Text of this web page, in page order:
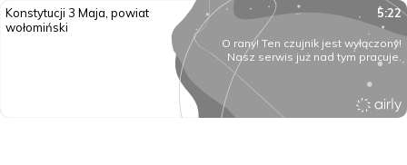
Konstytucji 3 Maja, powiat
wołomiński
5:22
O rany! Ten czujnik jest wyłączony!
Nasz serwis już nad tym pracuje.